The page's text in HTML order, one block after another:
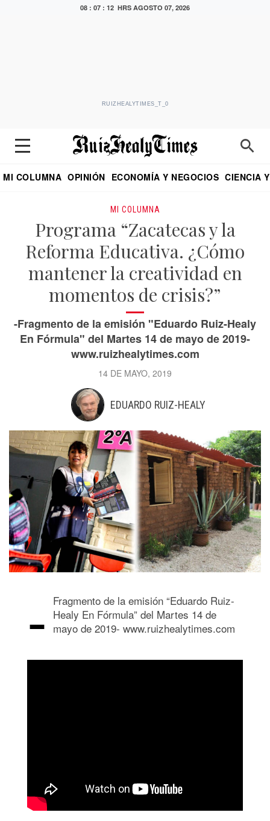
08 : 07 : 12 HRS AGOSTO 07, 2026
RUIZHEALYTIMES_T_0
MI COLUMNA OPINIÓN ECONOMÍA Y NEGOCIOS CIENCIA
MI COLUMNA
Programa “Zacatecas y la
Reforma Educativa. ¿Cómo
mantener la creatividad en
momentos de crisis?”
-Fragmento de la emisión "Eduardo Ruiz-Healy
En Fórmula" del Martes 14 de mayo de 2019-
www.ruizhealytimes.com
14 DE MAYO, 2019
EDUARDO RUIZ-HEALY
- Fragmento de la emisión “Eduardo Ruiz-
Healy En Fórmula” del Martes 14 de
mayo de 2019- www.ruizhealytimes.com